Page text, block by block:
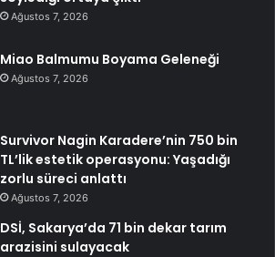
Ağustos 7, 2026
Miao Balmumu Boyama Geleneği
Ağustos 7, 2026
Survivor Nagin Karadere’nin 750 bin
TL’lik estetik operasyonu: Yaşadığı
zorlu süreci anlattı
Ağustos 7, 2026
DSİ, Sakarya’da 71 bin dekar tarım
arazisini sulayacak